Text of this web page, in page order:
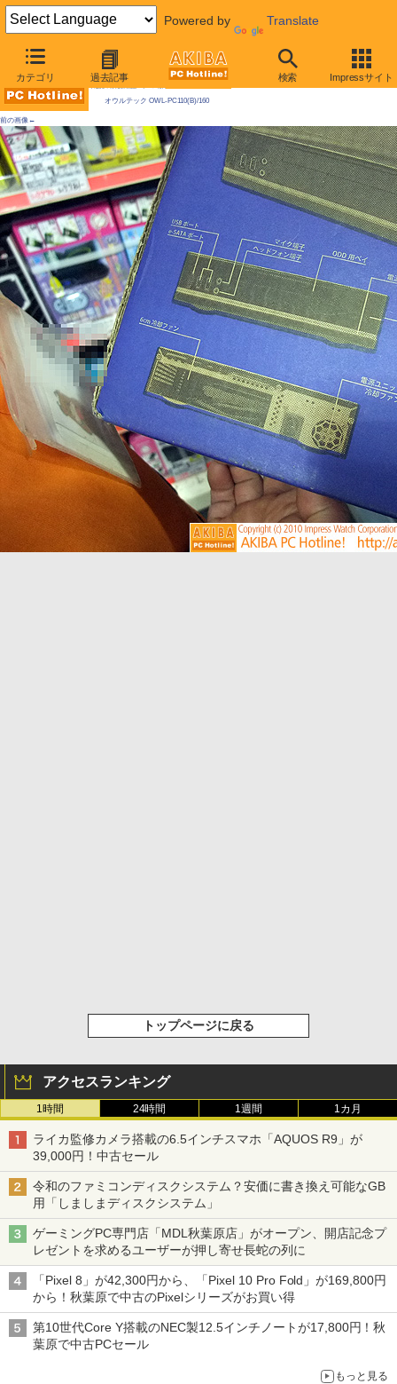
Powered by Translate
カテゴリ 過去記事 検索 Impressサイト
AKIBA PC Hotline! 2010年1月23日号
オウルテック OWL-PC110(B)/160
前の画像←
トップページに戻る
アクセスランキング
1時間 24時間 1週間 1カ月
ライカ監修カメラ搭載の6.5インチスマホ「AQUOS R9」が
39,000円！中古セール
令和のファミコンディスクシステム？安価に書き換え可能なGB
用「しましまディスクシステム」
ゲーミングPC専門店「MDL秋葉原店」がオープン、開店記念プ
レゼントを求めるユーザーが押し寄せ長蛇の列に
「Pixel 8」が42,300円から、「Pixel 10 Pro Fold」が169,800円
から！秋葉原で中古のPixelシリーズがお買い得
第10世代Core Y搭載のNEC製12.5インチノートが17,800円！秋
葉原で中古PCセール
もっと見る